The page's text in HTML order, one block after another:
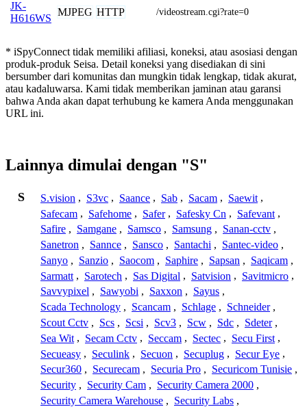
JK-
H616WS
MJPEG HTTP /videostream.cgi?rate=0
* iSpyConnect tidak memiliki afiliasi, koneksi, atau asosiasi dengan
produk-produk Seisa. Detail koneksi yang disediakan di sini
bersumber dari komunitas dan mungkin tidak lengkap, tidak akurat,
atau kadaluwarsa. Kami tidak memberikan jaminan atau garansi
bahwa Anda akan dapat terhubung ke kamera Anda menggunakan
URL ini.
Lainnya dimulai dengan "S"
S S.vision , S3vc , Saance , Sab , Sacam , Saewit ,
Safecam , Safehome , Safer , Safesky Cn , Safevant ,
Safire , Samgane , Samsco , Samsung , Sanan-cctv ,
Sanetron , Sannce , Sansco , Santachi , Santec-video ,
Sanyo , Sanzio , Saocom , Saphire , Sapsan , Saqicam ,
Sarmatt , Sarotech , Sas Digital , Satvision , Savitmicro ,
Savvypixel , Sawyobi , Saxxon , Sayus ,
Scada Technology , Scancam , Schlage , Schneider ,
Scout Cctv , Scs , Scsi , Scv3 , Scw , Sdc , Sdeter ,
Sea Wit , Secam Cctv , Seccam , Sectec , Secu First ,
Secueasy , Seculink , Secuon , Secuplug , Secur Eye ,
Secur360 , Securecam , Securia Pro , Securicom Tunisie ,
Security , Security Cam , Security Camera 2000 ,
Security Camera Warehouse , Security Labs ,